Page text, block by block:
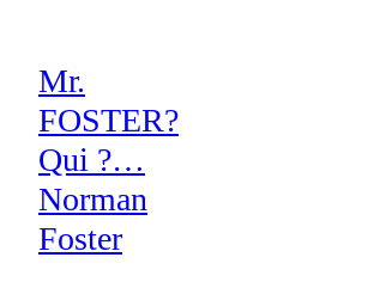
Mr.
FOSTER?
Qui ?…
Norman
Foster